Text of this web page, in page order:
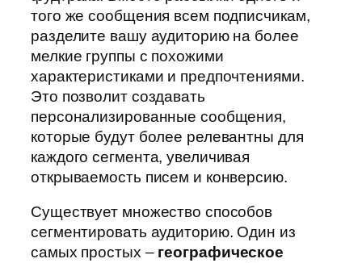
того же сообщения всем подписчикам,
разделите вашу аудиторию на более
мелкие группы с похожими
характеристиками и предпочтениями.
Это позволит создавать
персонализированные сообщения,
которые будут более релевантны для
каждого сегмента, увеличивая
открываемость писем и конверсию.
Существует множество способов
сегментировать аудиторию. Один из
самых простых – географическое